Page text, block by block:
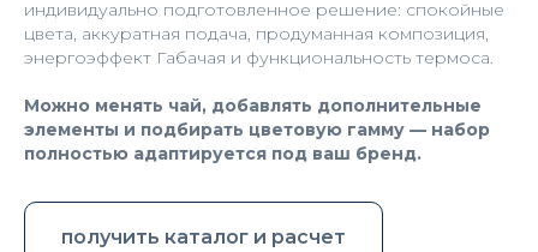
индивидуально подготовленное решение: спокойные
цвета, аккуратная подача, продуманная композиция,
энергоэффект Габачая и функциональность термоса.
Можно менять чай, добавлять дополнительные
элементы и подбирать цветовую гамму — набор
полностью адаптируется под ваш бренд.
получить каталог и расчет